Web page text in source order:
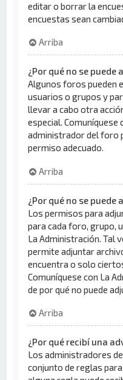
editar o borrar la
encuestas sean
Arriba
¿Por qué no se puede
Algunos foros pueden
usuarios o grupos y
llevar a cabo otra
especial. Comuníquese
administrador del foro
permiso adecuado.
Arriba
¿Por qué no se
Los permisos para
para cada foro, grupo,
La Administración. Tal
permite adjuntar
encuentra o solo
Comuníquese con La
de por qué no puede
Arriba
¿Por qué recibí una
Los administradores
conjunto de reglas